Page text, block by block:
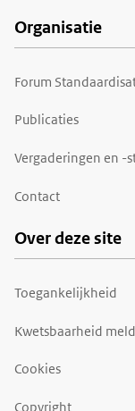
Organisatie
Forum
Publicaties
Vergaderingen en -
Contact
Over deze site
Toegankelijkheid
Kwetsbaarheid
Cookies
Copyright